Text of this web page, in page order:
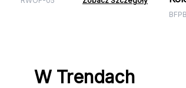
W Trendach